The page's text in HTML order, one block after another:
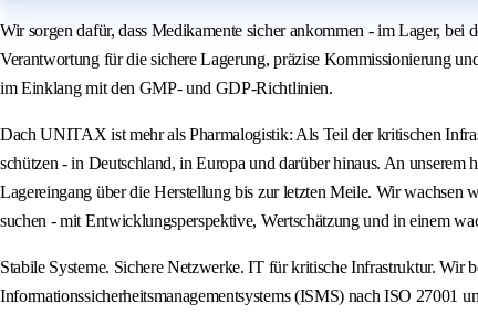
Wir sorgen dafür, dass Medikamente sicher ankommen - im Lager,
Verantwortung für die sichere Lagerung, präzise Kommissionierung
im Einklang mit den GMP- und GDP-Richtlinien.
Dach UNITAX ist mehr als Pharmalogistik: Als Teil der kritischen
schützen - in Deutschland, in Europa und darüber hinaus. An
Lagereingang über die Herstellung bis zur letzten Meile. Wir wachsen
suchen - mit Entwicklungsperspektive, Wertschätzung und in einem
Stabile Systeme. Sichere Netzwerke. IT für kritische Infrastruktur. Wir
Informationssicherheitsmanagementsystems (ISMS) nach ISO 27001